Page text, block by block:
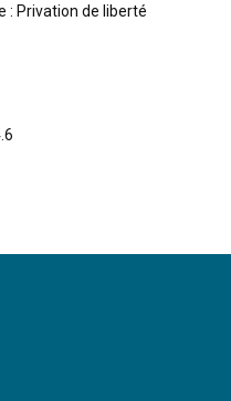
: Privation de liberté